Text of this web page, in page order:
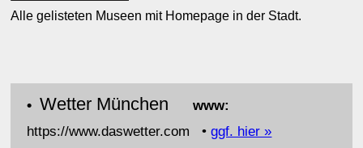
Alle gelisteten Museen mit Homepage in der Stadt.
• Wetter Münchenwww:
https://www.daswetter.com •ggf. hier »